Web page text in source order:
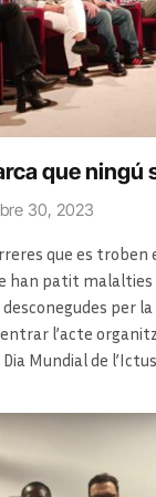
que ningú
30, 2023
que es troben
han patit malalties
per
l’acte
Mundial de l’Ictus.